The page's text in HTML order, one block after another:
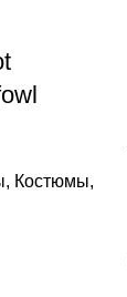
, Костюмы,